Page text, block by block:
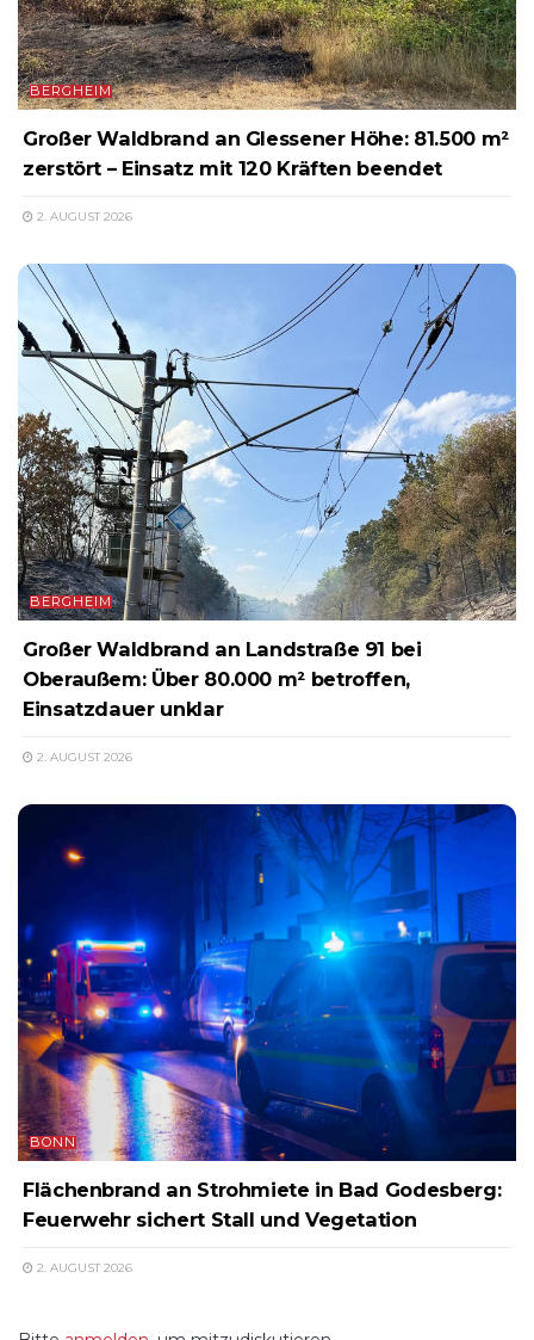
BERGHEIM
Großer Waldbrand an Glessener Höhe: 81.500 m²
zerstört – Einsatz mit 120 Kräften beendet
2. AUGUST 2026
BERGHEIM
Großer Waldbrand an Landstraße 91 bei
Oberaußem: Über 80.000 m² betroffen,
Einsatzdauer unklar
2. AUGUST 2026
BONN
Flächenbrand an Strohmiete in Bad Godesberg:
Feuerwehr sichert Stall und Vegetation
2. AUGUST 2026